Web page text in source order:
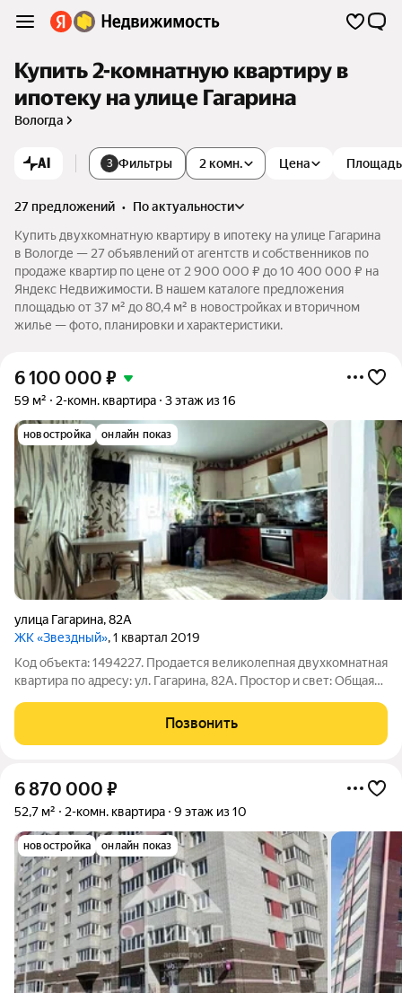
Купить 2-комнатную квартиру в
ипотеку на улице Гагарина
Вологда
AI 3 Фильтры 2 комн. Цена Площадь
27 предложений •
по актуальности
Купить двухкомнатную квартиру в ипотеку на улице Гагарина
в Вологде — 27 объявлений от агентств и собственников по
продаже квартир по цене от 2 900 000 ₽ до 10 400 000 ₽ на
Яндекс Недвижимости. В нашем каталоге предложения
площадью от 37 м² до 80,4 м² в новостройках и вторичном
жилье — фото, планировки и характеристики.
6 100 000 ₽
59 м² 2-комн. квартира 3 этаж из 16
новостройка онлайн показ
улица Гагарина,82А
ЖК «Звездный», 1 квартал 2019
Код объекта: 1494227. Продается великолепная двухкомнатная
квартира по адресу: ул. Гагарина, 82А. Простор и свет: Общая
(спальня и зал) создают ощущение свободы и комфорта.
Уютная,
Позвонить
6 870 000 ₽
52,7 м² 2-комн. квартира 9 этаж из 10
новостройка онлайн показ